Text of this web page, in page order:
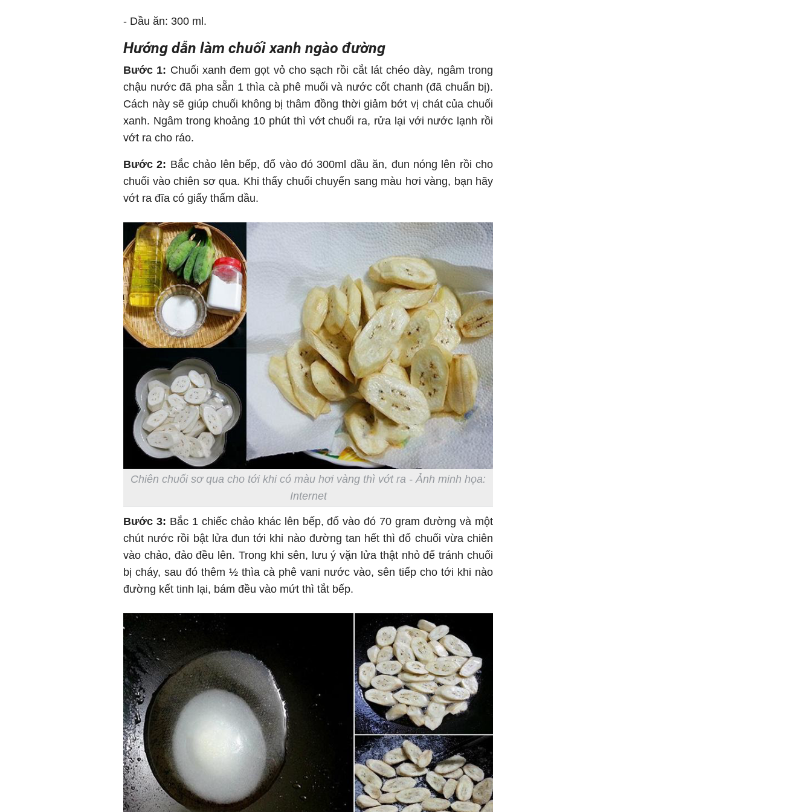
- Dầu ăn: 300 ml.
Hướng dẫn làm chuối xanh ngào đường
Bước 1: Chuối xanh đem gọt vỏ cho sạch rồi cắt lát chéo dày, ngâm trong
chậu nước đã pha sẵn 1 thìa cà phê muối và nước cốt chanh (đã chuẩn bị).
Cách này sẽ giúp chuối không bị thâm đồng thời giảm bớt vị chát của chuối
xanh. Ngâm trong khoảng 10 phút thì vớt chuối ra, rửa lại với nước lạnh rồi
vớt ra cho ráo.
Bước 2: Bắc chảo lên bếp, đổ vào đó 300ml dầu ăn, đun nóng lên rồi cho
chuối vào chiên sơ qua. Khi thấy chuối chuyển sang màu hơi vàng, bạn hãy
vớt ra đĩa có giấy thấm dầu.
Chiên chuối sơ qua cho tới khi có màu hơi vàng thì vớt ra - Ảnh minh họa:
Internet
Bước 3: Bắc 1 chiếc chảo khác lên bếp, đổ vào đó 70 gram đường và một
chút nước rồi bật lửa đun tới khi nào đường tan hết thì đổ chuối vừa chiên
vào chảo, đảo đều lên. Trong khi sên, lưu ý vặn lửa thật nhỏ để tránh chuối
bị cháy, sau đó thêm ½ thìa cà phê vani nước vào, sên tiếp cho tới khi nào
đường kết tinh lại, bám đều vào mứt thì tắt bếp.